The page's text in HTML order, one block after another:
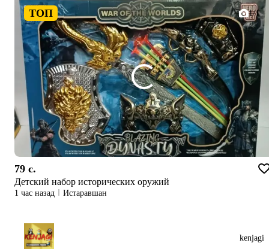
ТОП 1/1
79 c.
Детский набор исторических оружий
1 час назад Истаравшан
kenjagi